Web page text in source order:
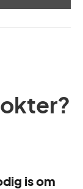
is om